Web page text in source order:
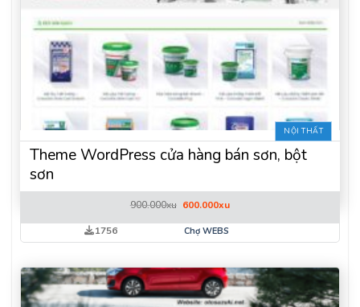
NỘI THẤT
Theme WordPress cửa hàng bán sơn, bột
sơn
900.000xu Giá
là:
900.000xu.
600.000xuGiá
tại
1756 Chợ WEBS